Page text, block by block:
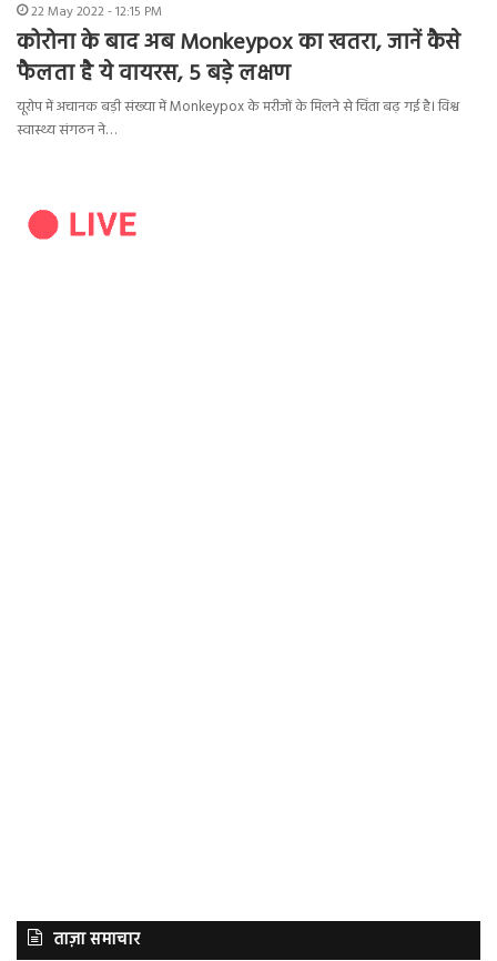
22 May 2022 - 12:15 PM
कोरोना के बाद अब Monkeypox का खतरा, जानें कैसे
फैलता है ये वायरस, 5 बड़े लक्षण
यूरोप में अचानक बड़ी संख्या में Monkeypox के मरीजों के मिलने से चिंता बढ़ गई है। विश्व
स्वास्थ्य संगठन ने…
ताज़ा समाचार